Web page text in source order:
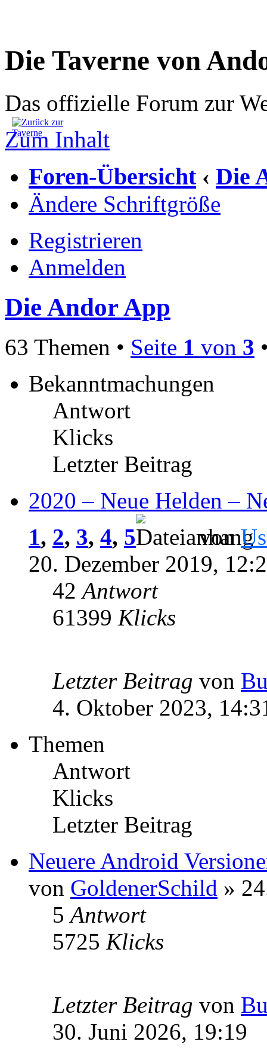
Die Taverne von
Das offizielle Forum zur
Zum Inhalt
Foren-Übersicht ‹ Die
Ändere Schriftgröße
Registrieren
Anmelden
Die Andor App
63 Themen • Seite 1 von 3
Bekanntmachungen
Antwort
Klicks
Letzter Beitrag
2020 – Neue Helden –
1, 2, 3, 4, 5 von
20. Dezember 2019,
42Antwort
61399 Klicks
Letzter Beitrag von
4. Oktober 2023,
Themen
Antwort
Klicks
Letzter Beitrag
Neuere Android
von GoldenerSchild »
5Antwort
5725 Klicks
Letzter Beitrag von
30. Juni 2026, 19:19